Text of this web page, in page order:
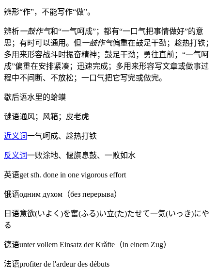
辨形“作”，不能写作“做”。
辨析一鼓作气和“一气呵成”；都有“一口气把事情做好”的意
思；有时可以通用。但一鼓作气偏重在鼓足干劲；趁热打铁；
多用来形容战斗时振奋精神；鼓足干劲；勇往直前；“一气呵
成”偏重在安排紧凑；迅速完成；多用来形容写文章或做事过
程中不间断、不放松；一口气把它写完或做完。
歇后语水里的蛤蟆
谜语通风；风箱；皮老虎
近义词一气呵成、趁热打铁
反义词一败涂地、偃旗息鼓、一败如水
英语get sth. done in one vigorous effort
俄语одним духом（без перерыва）
日语意欲(いよく)を奮(ふる)い立(た)たせて一気(いっき)にや
る
德语unter vollem Einsatz der Krǎfte（in einem Zug）
法语profiter de l'ardeur des débuts